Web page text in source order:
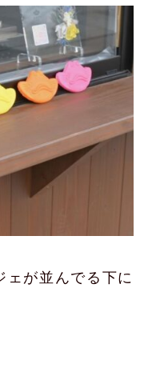
ェが並んでる下に